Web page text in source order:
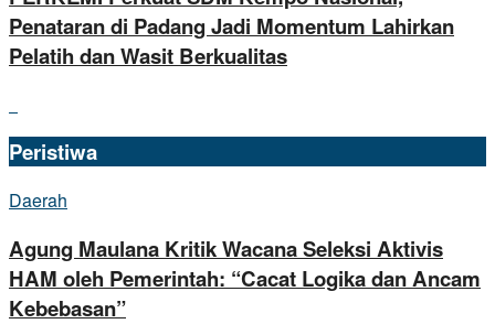
Penataran di Padang Jadi Momentum Lahirkan
Pelatih dan Wasit Berkualitas
Peristiwa
Daerah
Agung Maulana Kritik Wacana Seleksi Aktivis
HAM oleh Pemerintah: “Cacat Logika dan Ancam
Kebebasan”